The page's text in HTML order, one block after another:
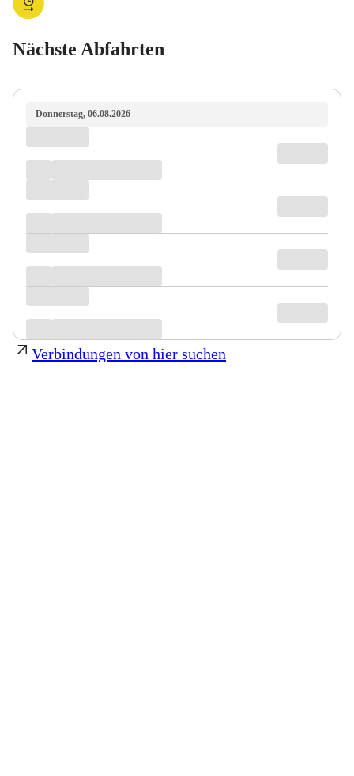
Nächste Abfahrten
Donnerstag, 06.08.2026
Verbindungen von hier suchen